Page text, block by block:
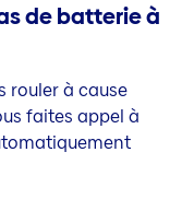
de batterie à
rouler à cause
faites appel à